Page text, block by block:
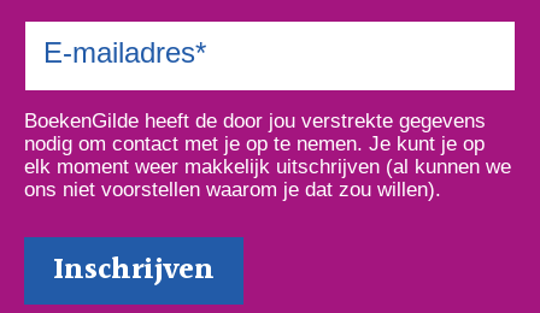
BoekenGilde heeft de door jou verstrekte gegevens
nodig om contact met je op te nemen. Je kunt je op
elk moment weer makkelijk uitschrijven (al kunnen we
ons niet voorstellen waarom je dat zou willen).